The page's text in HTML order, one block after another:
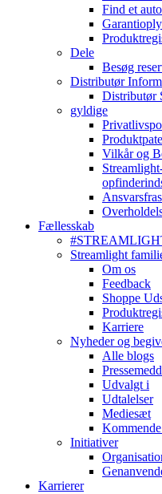
Find et
Dele
Besøg
Distributør
Distributør
gyldige
Vilkår og
Fællesskab
Streamlight
Om os
Feedback
Shoppe
Karriere
Nyheder og
Alle blogs
Udvalgt i
Udtalelser
Mediesæt
Initiativer
Karrierer